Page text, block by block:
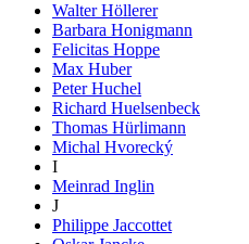
Walter Höllerer
Barbara Honigmann
Felicitas Hoppe
Max Huber
Peter Huchel
Richard Huelsenbeck
Thomas Hürlimann
Michal Hvorecký
I
Meinrad Inglin
J
Philippe Jaccottet